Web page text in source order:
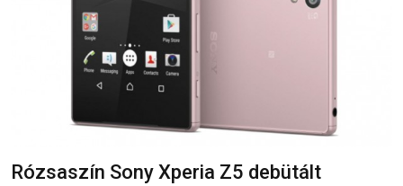
Rózsaszín Sony Xperia Z5 debütált